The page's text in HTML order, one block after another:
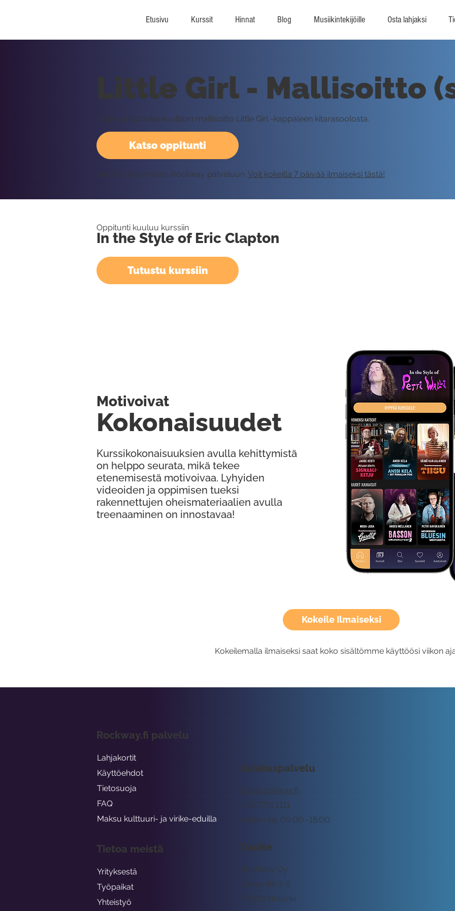
Etusivu Kurssit Hinnat Blog Musiikintekijöille Osta lahjaksi
Kokeile Ilmaiseksi
Kokeilemalla ilmaiseksi saat koko sisältömme käyttöösi viikon
Katso oppitunti
Little Girl - Mallisoitto
Tällä oppitunnilla kuullaan mallisoitto Little Girl -kappaleen kitarasoolosta.
Vaatii kirjautumisen Rockway palveluun. Voit kokeilla 7 päivää ilmaiseksi tästä!
Oppitunti kuuluu kurssiin
In the Style of Eric Clapton
Tutustu kurssiin
Kurssikokonaisuuksien avulla kehittymistä
on helppo seurata, mikä tekee
etenemisestä motivoivaa. Lyhyiden
videoiden ja oppimisen tueksi
rakennettujen oheismateriaalien avulla
treenaaminen on innostavaa!
Kokonaisuudet
Motivoivat
Asiakaspalvelu
tuki@rockway.fi
Arkisin klo 09:00 -15:00
045 7731 1111
Osoite
Rockway Oy
Lemuntie 3-5
00510 Helsinki
Rockway.fi palvelu
Lahjakortit
Käyttöehdot
Tietosuoja
FAQ
Maksu kulttuuri- ja virike-eduilla
Tietoa meistä
Yrityksestä
Työpaikat
Yhteistyö